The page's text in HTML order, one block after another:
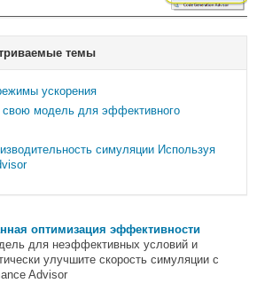
темы
ускорения
свою модель для эффективного
симуляции Используя
оптимизация эффективности
для неэффективных условий и
улучшите скорость симуляции с
Advisor